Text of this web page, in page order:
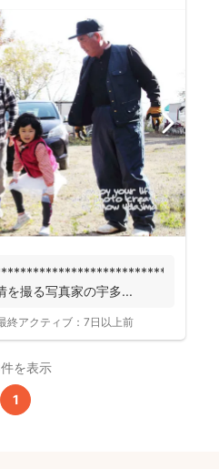
を撮る写真家の宇多...
終アクティブ： 7日以上前
を表示
1